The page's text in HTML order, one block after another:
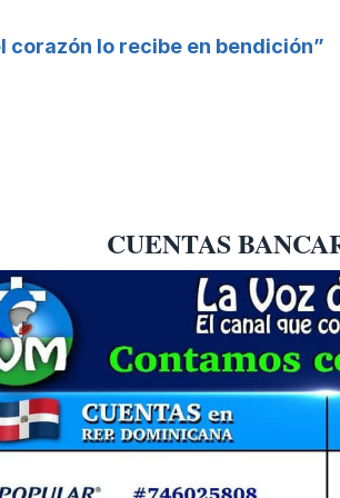
corazón lo recibe en bendición”